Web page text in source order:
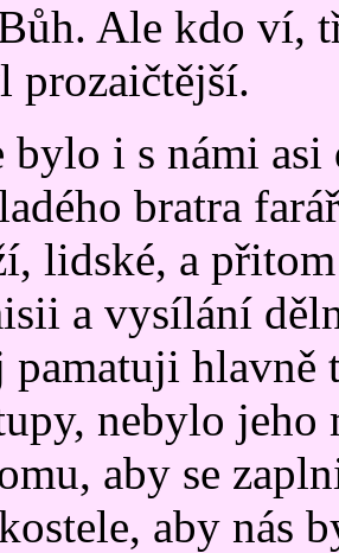
Ale kdo ví,
prozaičtější.
bylo i s námi
bratra
lidské, a
a vysílání
pamatuji hlavně
nebylo jeho
aby se
aby nás